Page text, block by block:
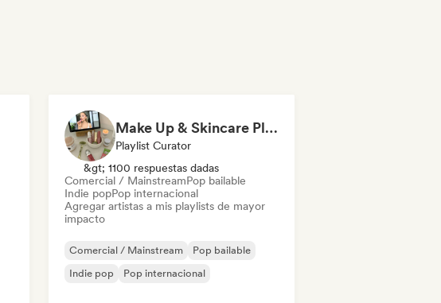
Make Up & Skincare Playlist
Playlist Curator
&gt; 1100 respuestas dadas
Comercial / MainstreamPop bailable
Indie popPop internacional
Agregar artistas a mis playlists de mayor
impacto
Comercial / Mainstream
Pop bailable
Indie pop
Pop internacional